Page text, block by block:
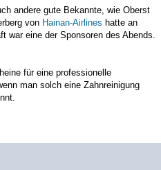
andere gute Bekannte, wie Oberst
von Hainan-Airlines hatte an
war eine der Sponsoren des Abends.
für eine professionelle
man solch eine Zahnreinigung